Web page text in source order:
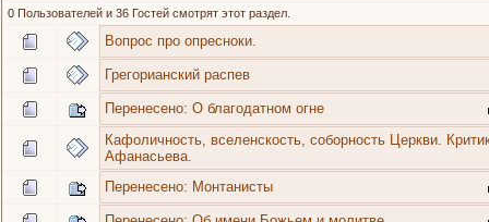
0 Пользователей и 36 Гостей смотрят этот раздел.
Вопрос про опресноки.
Грегорианский распев
Перенесено: О благодатном огне
Кафоличность, вселенскость, соборность Церкви.
Афанасьева.
Перенесено: Монтанисты